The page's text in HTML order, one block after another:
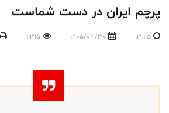
پرچم ایران در دست شماست
13:25
1405/03/30
2315